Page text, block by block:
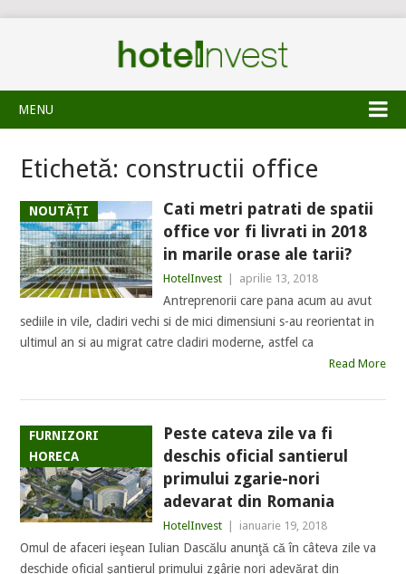
MENU
Etichetă: constructii office
NOUTĂȚI
Cati metri patrati de spatii
office vor fi livrati in 2018
in marile orase ale tarii?
HotelInvest aprilie 13, 2018
Antreprenorii care pana acum au avut
sediile in vile, cladiri vechi si de mici dimensiuni s-au reorientat in
ultimul an si au migrat catre cladiri moderne, astfel ca
Read More
FURNIZORI
HORECA
Peste cateva zile va fi
deschis oficial santierul
primului zgarie-nori
adevarat din Romania
HotelInvest ianuarie 19, 2018
Omul de afaceri ieşean Iulian Dascălu anunţă că în câteva zile va
deschide oficial şantierul primului zgârie nori adevărat din